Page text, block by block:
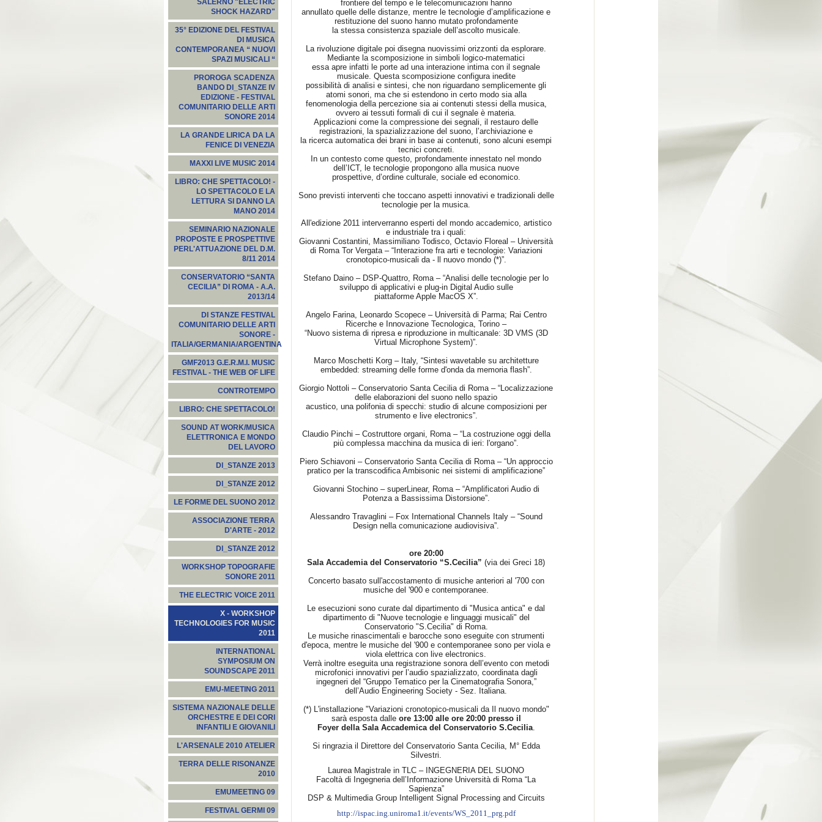
SALERNO "ELECTRIC
SHOCK HAZARD"
35° EDIZIONE DEL FESTIVAL
DI MUSICA
CONTEMPORANEA “ NUOVI
SPAZI MUSICALI “
PROROGA SCADENZA
BANDO DI_STANZE IV
EDIZIONE - FESTIVAL
COMUNITARIO DELLE ARTI
SONORE 2014
LA GRANDE LIRICA DA LA
FENICE DI VENEZIA
MAXXI LIVE MUSIC 2014
LIBRO: CHE SPETTACOLO! -
LO SPETTACOLO E LA
LETTURA SI DANNO LA
MANO 2014
SEMINARIO NAZIONALE
PROPOSTE E PROSPETTIVE
PERL'ATTUAZIONE DEL D.M.
8/11 2014
CONSERVATORIO “SANTA
CECILIA” DI ROMA - A.A.
2013/14
DI STANZE FESTIVAL
COMUNITARIO DELLE ARTI
SONORE -
ITALIA/GERMANIA/ARGENTINA
GMF2013 G.E.R.M.I. MUSIC
FESTIVAL - THE WEB OF LIFE
CONTROTEMPO
LIBRO: CHE SPETTACOLO!
SOUND AT WORK/MUSICA
ELETTRONICA E MONDO
DEL LAVORO
DI_STANZE 2013
DI_STANZE 2012
LE FORME DEL SUONO 2012
ASSOCIAZIONE TERRA
D'ARTE - 2012
DI_STANZE 2012
WORKSHOP TOPOGRAFIE
SONORE 2011
THE ELECTRIC VOICE 2011
X - WORKSHOP
TECHNOLOGIES FOR MUSIC
2011
INTERNATIONAL
SYMPOSIUM ON
SOUNDSCAPE 2011
EMU-MEETING 2011
SISTEMA NAZIONALE DELLE
ORCHESTRE E DEI CORI
INFANTILI E GIOVANILI
L'ARSENALE 2010 ATELIER
TERRA DELLE RISONANZE
2010
EMUMEETING 09
FESTIVAL GERMI 09
frontiere del tempo e le telecomunicazioni hanno
annullato quelle delle distanze, mentre le tecnologie d’amplificazione e
restituzione del suono hanno mutato profondamente
la stessa consistenza spaziale dell’ascolto musicale.
La rivoluzione digitale poi disegna nuovissimi orizzonti da esplorare.
Mediante la scomposizione in simboli logico-matematici
essa apre infatti le porte ad una interazione intima con il segnale
musicale. Questa scomposizione configura inedite
possibilità di analisi e sintesi, che non riguardano semplicemente gli
atomi sonori, ma che si estendono in certo modo sia alla
fenomenologia della percezione sia ai contenuti stessi della musica,
ovvero ai tessuti formali di cui il segnale è materia.
Applicazioni come la compressione dei segnali, il restauro delle
registrazioni, la spazializzazione del suono, l’archiviazione e
la ricerca automatica dei brani in base ai contenuti, sono alcuni esempi
tecnici concreti.
In un contesto come questo, profondamente innestato nel mondo
dell’ICT, le tecnologie propongono alla musica nuove
prospettive, d’ordine culturale, sociale ed economico.
Sono previsti interventi che toccano aspetti innovativi e tradizionali delle
tecnologie per la musica.
All'edizione 2011 interverranno esperti del mondo accademico, artistico
e industriale tra i quali:
Giovanni Costantini, Massimiliano Todisco, Octavio Floreal – Università
di Roma Tor Vergata – “Interazione fra arti e tecnologie: Variazioni
cronotopico-musicali da - ll nuovo mondo (*)”.
Stefano Daino – DSP-Quattro, Roma – “Analisi delle tecnologie per lo
sviluppo di applicativi e plug-in Digital Audio sulle
piattaforme Apple MacOS X”.
Angelo Farina, Leonardo Scopece – Università di Parma; Rai Centro
Ricerche e Innovazione Tecnologica, Torino –
“Nuovo sistema di ripresa e riproduzione in multicanale: 3D VMS (3D
Virtual Microphone System)”.
Marco Moschetti Korg – Italy, “Sintesi wavetable su architetture
embedded: streaming delle forme d'onda da memoria flash”.
Giorgio Nottoli – Conservatorio Santa Cecilia di Roma – “Localizzazione
delle elaborazioni del suono nello spazio
acustico, una polifonia di specchi: studio di alcune composizioni per
strumento e live electronics”.
Claudio Pinchi – Costruttore organi, Roma – “La costruzione oggi della
più complessa macchina da musica di ieri: l'organo”.
Piero Schiavoni – Conservatorio Santa Cecilia di Roma – “Un approccio
pratico per la transcodifica Ambisonic nei sistemi di amplificazione”
Giovanni Stochino – superLinear, Roma – “Amplificatori Audio di
Potenza a Bassissima Distorsione”.
Alessandro Travaglini – Fox International Channels Italy – “Sound
Design nella comunicazione audiovisiva”.
ore 20:00
Sala Accademia del Conservatorio “S.Cecilia” (via dei Greci 18)
Concerto basato sull'accostamento di musiche anteriori al '700 con
musiche del '900 e contemporanee.
Le esecuzioni sono curate dal dipartimento di "Musica antica" e dal
dipartimento di "Nuove tecnologie e linguaggi musicali" del
Conservatorio "S.Cecilia" di Roma.
Le musiche rinascimentali e barocche sono eseguite con strumenti
d'epoca, mentre le musiche del '900 e contemporanee sono per viola e
viola elettrica con live electronics.
Verrà inoltre eseguita una registrazione sonora dell’evento con metodi
microfonici innovativi per l’audio spazializzato, coordinata dagli
ingegneri del “Gruppo Tematico per la Cinematografia Sonora,”
dell’Audio Engineering Society - Sez. Italiana.
(*) L'installazione "Variazioni cronotopico-musicali da Il nuovo mondo"
sarà esposta dalle ore 13:00 alle ore 20:00 presso il
Foyer della Sala Accademica del Conservatorio S.Cecilia.
Si ringrazia il Direttore del Conservatorio Santa Cecilia, M° Edda
Silvestri.
Laurea Magistrale in TLC – INGEGNERIA DEL SUONO
Facoltà di Ingegneria dell’Informazione Università di Roma “La
Sapienza”
DSP & Multimedia Group Intelligent Signal Processing and Circuits
http://ispac.ing.uniroma1.it/events/WS_2011_prg.pdf